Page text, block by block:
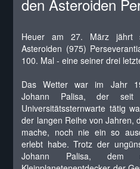
den Asteroiden
Heuer am 27. März jährt
Asteroiden (975)
100. Mal - eine seiner drei
Das Wetter war im Jahr
Johann Palisa, der
Universitätssternwarte tätig
der langen Reihe von Jahren,
mache, noch nie ein so
erlebt habe. Trotz der
Johann Palisa, dem